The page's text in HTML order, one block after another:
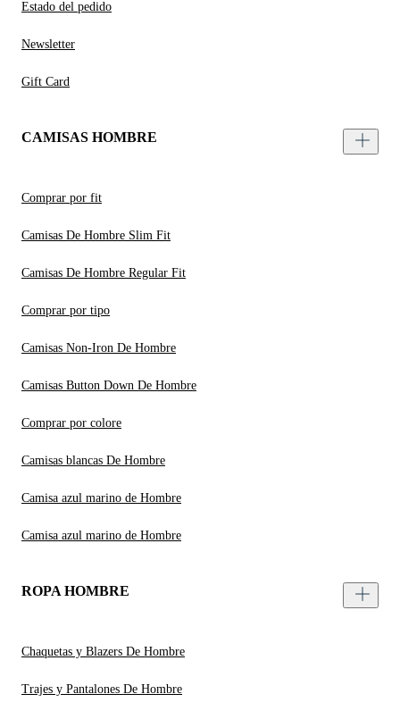
Estado del pedido
Newsletter
Gift Card
CAMISAS HOMBRE
Comprar por fit
Camisas De Hombre Slim Fit
Camisas De Hombre Regular Fit
Comprar por tipo
Camisas Non-Iron De Hombre
Camisas Button Down De Hombre
Comprar por colore
Camisas blancas De Hombre
Camisa azul marino de Hombre
Camisa azul marino de Hombre
ROPA HOMBRE
Chaquetas y Blazers De Hombre
Trajes y Pantalones De Hombre